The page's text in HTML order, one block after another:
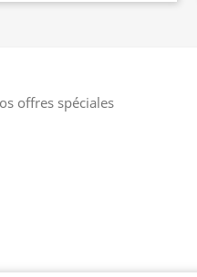
offres spéciales